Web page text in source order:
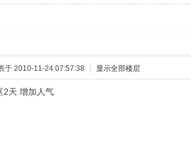
于 2010-11-24 07:57:38 显示全部楼层
2天 增加人气